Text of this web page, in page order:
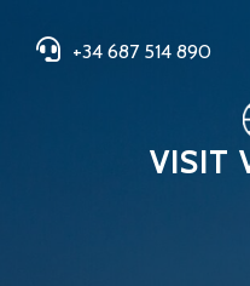
+34 687 514 890
VISIT